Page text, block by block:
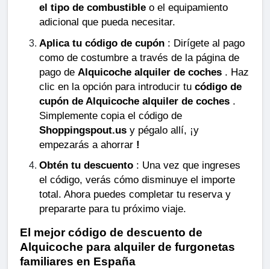
el tipo de combustible o el equipamiento
adicional que pueda necesitar.
Aplica tu código de cupón : Dirígete al pago
como de costumbre a través de la página de
pago de Alquicoche alquiler de coches . Haz
clic en la opción para introducir tu código de
cupón de Alquicoche alquiler de coches .
Simplemente copia el código de
Shoppingspout.us y pégalo allí, ¡y
empezarás a ahorrar !
Obtén tu descuento : Una vez que ingreses
el código, verás cómo disminuye el importe
total. Ahora puedes completar tu reserva y
prepararte para tu próximo viaje.
El mejor código de descuento de
Alquicoche para alquiler de furgonetas
familiares en España